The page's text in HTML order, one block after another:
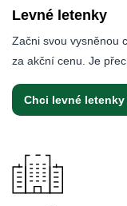
Levné letenky
Začni svou vysněnou
za akční cenu. Je
Chci levné letenky